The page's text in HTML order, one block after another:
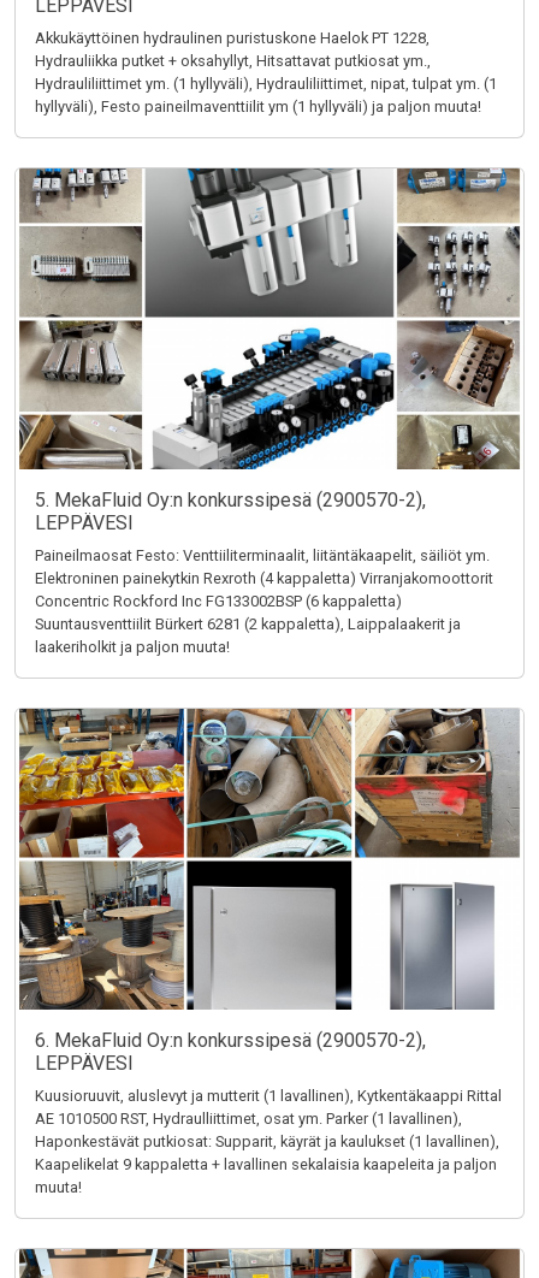
LEPPÄVESI
Akkukäyttöinen hydraulinen puristuskone Haelok PT 1228,
Hydrauliikka putket + oksahyllyt, Hitsattavat putkiosat ym.,
Hydrauliliittimet ym. (1 hyllyväli), Hydrauliliittimet, nipat, tulpat ym. (1
hyllyväli), Festo paineilmaventtiilit ym (1 hyllyväli) ja paljon muuta!
5. MekaFluid Oy:n konkurssipesä (2900570-2),
LEPPÄVESI
Paineilmaosat Festo: Venttiiliterminaalit, liitäntäkaapelit, säiliöt ym.
Elektroninen painekytkin Rexroth (4 kappaletta) Virranjakomoottorit
Concentric Rockford Inc FG133002BSP (6 kappaletta)
Suuntausventtiilit Bürkert 6281 (2 kappaletta), Laippalaakerit ja
laakeriholkit ja paljon muuta!
6. MekaFluid Oy:n konkurssipesä (2900570-2),
LEPPÄVESI
Kuusioruuvit, aluslevyt ja mutterit (1 lavallinen), Kytkentäkaappi Rittal
AE 1010500 RST, Hydraulliittimet, osat ym. Parker (1 lavallinen),
Haponkestävät putkiosat: Supparit, käyrät ja kaulukset (1 lavallinen),
Kaapelikelat 9 kappaletta + lavallinen sekalaisia kaapeleita ja paljon
muuta!